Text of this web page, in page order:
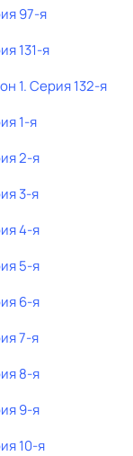
97-я
131-я
1. Серия 132-я
1-я
2-я
3-я
4-я
5-я
6-я
7-я
8-я
9-я
10-я